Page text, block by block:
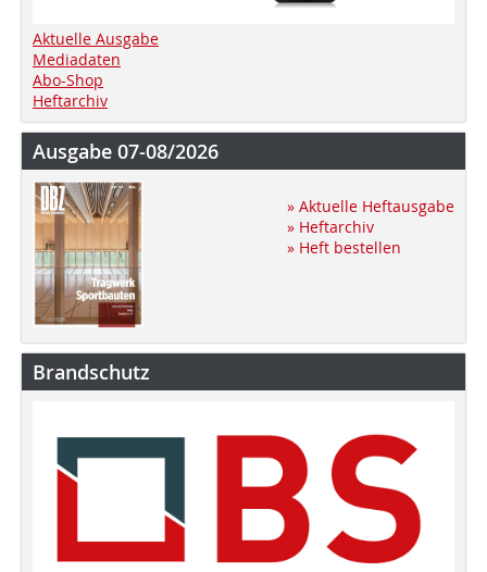
Aktuelle Ausgabe
Mediadaten
Abo-Shop
Heftarchiv
Ausgabe 07-08/2026
» Aktuelle Heftausgabe
» Heftarchiv
» Heft bestellen
Brandschutz